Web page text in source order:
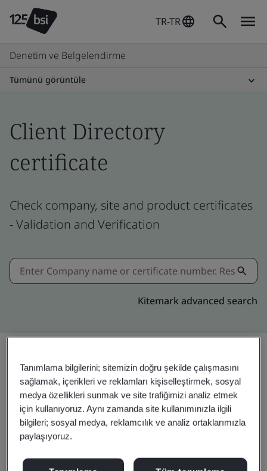
TR-TR
Denetim ve Belgelendirme
Tümünü görüntüle
Client Directory
certificate
Check company, site and product certificates
- Validation and Verification
Kitemark advanced search
Paylaşın:
ISO/IEC 27001:2022
Tanımlama bilgilerini; sitemizin doğru şekilde çalışmasını
sağlamak, içerikleri ve reklamları kişiselleştirmek, sosyal
medya özellikleri sunmak ve site trafiğimizi analiz etmek
için kullanıyoruz. Aynı zamanda site kullanımınızla ilgili
bilgileri; sosyal medya, reklamcılık ve analiz ortaklarımızla
paylaşıyoruz.